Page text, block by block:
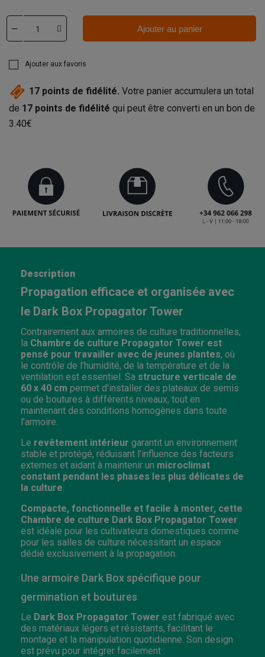
Ajouter au panier
Ajouter aux favoris
17 points de fidélité. Votre panier accumulera un total
de 17 points de fidélité qui peut être converti en un bon de
3.40€
Description
Propagation efficace et organisée avec
le Dark Box Propagator Tower
Contrairement aux armoires de culture traditionnelles,
la Chambre de culture Propagator Tower est
pensé pour travailler avec de jeunes plantes, où
le contrôle de l’humidité, de la température et de la
ventilation est essentiel. Sa structure verticale de
60 x 40 cm permet d’installer des plateaux de semis
ou de boutures à différents niveaux, tout en
maintenant des conditions homogènes dans toute
l’armoire.
Le revêtement intérieur garantit un environnement
stable et protégé, réduisant l’influence des facteurs
externes et aidant à maintenir un microclimat
constant pendant les phases les plus délicates de
la culture
Compacte, fonctionnelle et facile à monter, cette
Chambre de culture Dark Box Propagator Tower
est idéale pour les cultivateurs domestiques comme
pour les salles de culture nécessitant un espace
dédié exclusivement à la propagation.
Une armoire Dark Box spécifique pour
germination et boutures
Le Dark Box Propagator Tower est fabriqué avec
des matériaux légers et résistants, facilitant le
montage et la manipulation quotidienne. Son design
est prévu pour intégrer facilement :